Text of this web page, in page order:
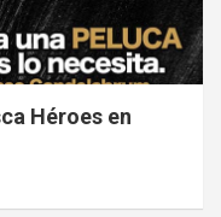
Héroes en